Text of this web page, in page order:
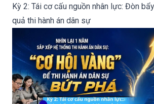
Kỳ 2: Tái cơ cấu nguồn nhân lực: Đòn
quả thi hành án dân sự